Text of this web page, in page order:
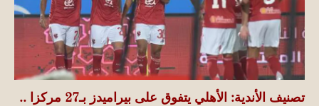
تصنيف الأندية: الأهلي يتفوق على بيراميدز بـ27 مركزا ..